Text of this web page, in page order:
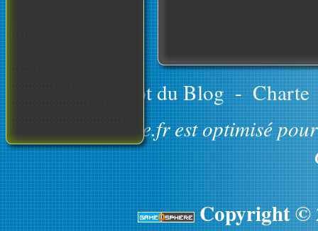
Le concept du Blog - Charte
GameOsphere.fr est optimisé
Copyright ©